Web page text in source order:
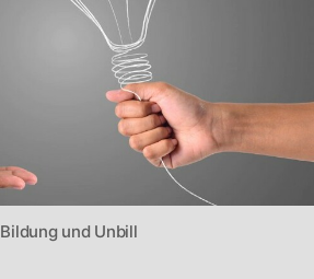
Bildung und Unbill